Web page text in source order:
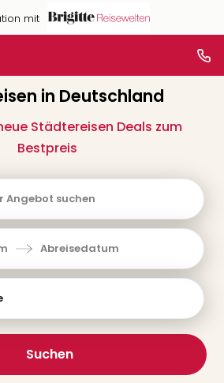
mit
in Deutschland
Städtereisen Deals zum
Bestpreis
Angebot suchen
Abreisedatum
Suchen